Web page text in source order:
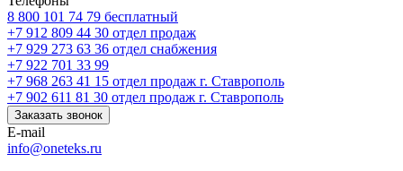
8 800 101 74 79 бесплатный
+7 912 809 44 30 отдел продаж
+7 929 273 63 36 отдел снабжения
+7 922 701 33 99
+7 968 263 41 15 отдел продаж г. Ставрополь
+7 902 611 81 30 отдел продаж г. Ставрополь
Заказать звонок
E-mail
info@oneteks.ru